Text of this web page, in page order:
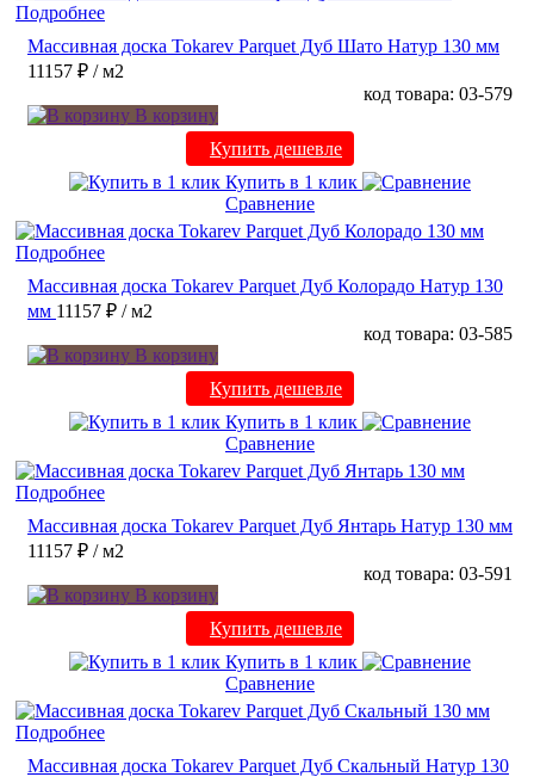
Подробнее
Массивная доска Tokarev Parquet Дуб Шато Натур 130 мм
11157 ₽ / м2
код товара: 03-579
В корзину
Купить дешевле
Купить в 1 клик
Сравнение
Подробнее
Массивная доска Tokarev Parquet Дуб Колорадо Натур 130
мм 11157 ₽ / м2
код товара: 03-585
В корзину
Купить дешевле
Купить в 1 клик
Сравнение
Подробнее
Массивная доска Tokarev Parquet Дуб Янтарь Натур 130 мм
11157 ₽ / м2
код товара: 03-591
В корзину
Купить дешевле
Купить в 1 клик
Сравнение
Подробнее
Массивная доска Tokarev Parquet Дуб Скальный Натур 130